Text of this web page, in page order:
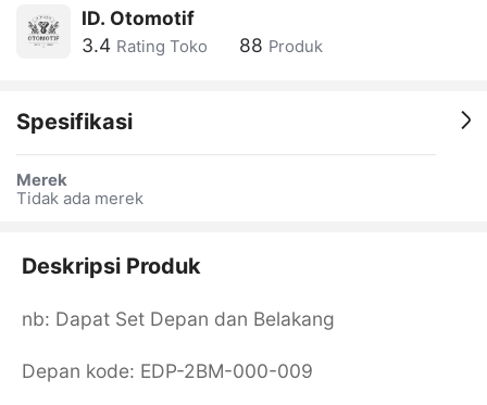
ID. Otomotif
3.4 Rating Toko 88 Produk
Spesifikasi
Merek
Tidak ada merek
Deskripsi Produk
nb: Dapat Set Depan dan Belakang
Depan kode: EDP-2BM-000-009